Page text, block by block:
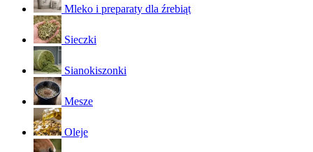
Mleko i preparaty dla źrebiąt
Sieczki
Sianokiszonki
Mesze
Oleje